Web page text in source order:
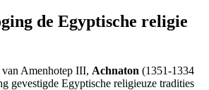
de Egyptische religie
Amenhotep III, Achnaton (1351-1334
gevestigde Egyptische religieuze tradities